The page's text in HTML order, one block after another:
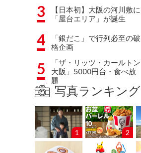
3
【日本初】大阪の河川敷に
「屋台エリア」が誕生
4
「銀だこ」で行列必至の破
格企画
5
「ザ・リッツ・カールトン
大阪」5000円台・食べ放
題
写真ランキング
1 2